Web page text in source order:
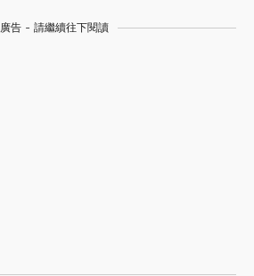
廣告 - 請繼續往下閱讀